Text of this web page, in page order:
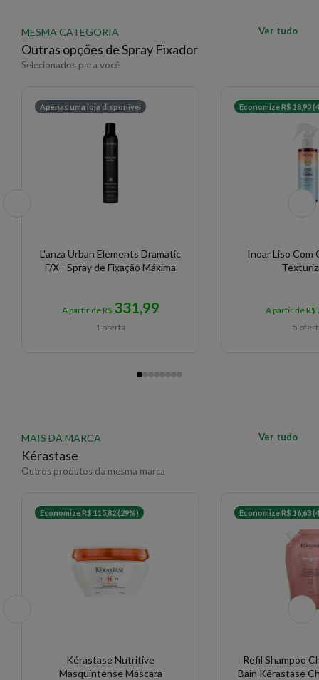
MESMA CATEGORIA
Outras opções de Spray Fixador
Selecionados para você
Ver tudo
Apenas uma loja disponível
L'anza Urban Elements Dramatic
F/X - Spray de Fixação Máxima
A partir de R$ 331,99
1 oferta
Economize R$ 18,90
Inoar Liso Com
A partir de R$
5
MAIS DA MARCA
Kérastase
Outros produtos da mesma marca
Ver tudo
Economize R$ 115,82 (29%)
Kérastase Nutritive
Masquintense Máscara
Economize R$ 16,63
Refil Shampoo
Bain Kérastase